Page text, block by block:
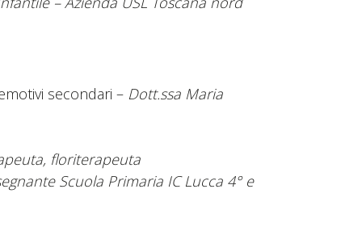
secondari – Dott.ssa Maria
floriterapeuta
Scuola Primaria IC Lucca 4° e